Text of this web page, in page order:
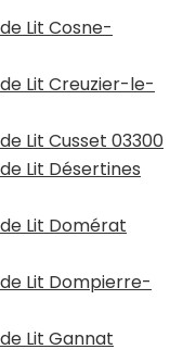
Lit Cosne-
Lit Creuzier-le-
Lit Cusset 03300
Lit Désertines
Lit Domérat
Lit Dompierre-
Lit Gannat